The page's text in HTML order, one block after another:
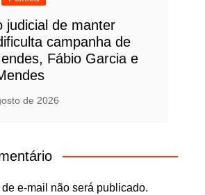
judicial de manter
campanha de
Fábio Garcia e
de 2026
e-mail não será publicado.